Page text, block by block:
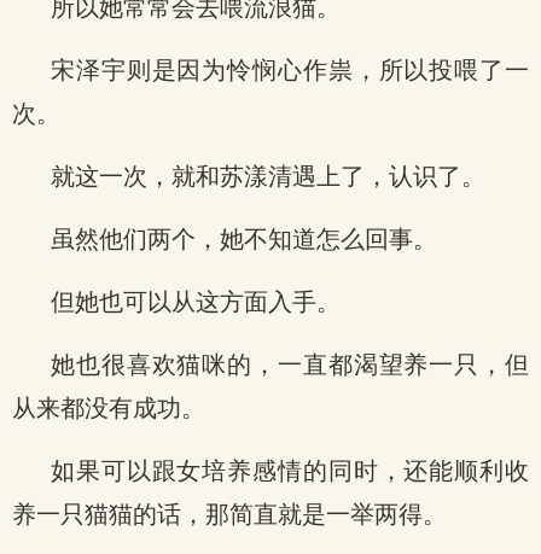
所以她常常会去喂流浪猫。
宋泽宇则是因为怜悯心作祟，所以投喂了一
次。
就这一次，就和苏漾清遇上了，认识了。
虽然他们两个，她不知道怎么回事。
但她也可以从这方面入手。
她也很喜欢猫咪的，一直都渴望养一只，但
从来都没有成功。
如果可以跟女培养感情的同时，还能顺利收
养一只猫猫的话，那简直就是一举两得。